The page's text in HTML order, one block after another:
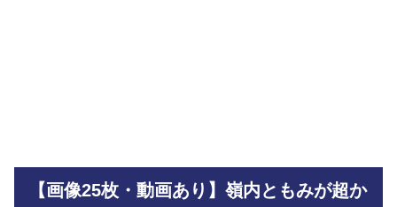
【画像25枚・動画あり】嶺内ともみが超か